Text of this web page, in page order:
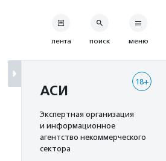
лента поиск меню
18+
АСИ
Экспертная организация
и информационное
агентство некоммерческого
сектора